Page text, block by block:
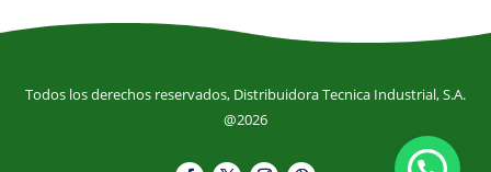
Todos los derechos reservados, Distribuidora Tecnica Industrial, S.A.
@2026